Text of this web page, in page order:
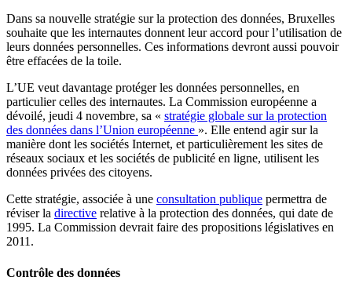
Dans sa nouvelle stratégie sur la protection des données, Bruxelles
souhaite que les internautes donnent leur accord pour l’utilisation de
leurs données personnelles. Ces informations devront aussi pouvoir
être effacées de la toile.
L’UE veut davantage protéger les données personnelles, en
particulier celles des internautes. La Commission européenne a
dévoilé, jeudi 4 novembre, sa « stratégie globale sur la protection
des données dans l’Union européenne ». Elle entend agir sur la
manière dont les sociétés Internet, et particulièrement les sites de
réseaux sociaux et les sociétés de publicité en ligne, utilisent les
données privées des citoyens.
Cette stratégie, associée à une consultation publique permettra de
réviser la directive relative à la protection des données, qui date de
1995. La Commission devrait faire des propositions législatives en
2011.
Contrôle des données